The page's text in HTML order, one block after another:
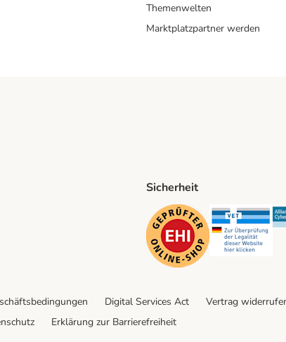
Themenwelten
Marktplatzpartner werden
Method
Sicherheit
Security
Digital Services Act Vertrag
Erklärung zur Barrierefreiheit